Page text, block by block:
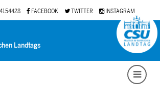
FACEBOOK TWITTER INSTAGRAM
Landtags